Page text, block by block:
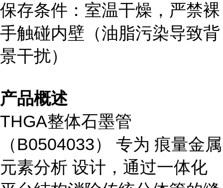
保存条件：室温干燥，严禁裸
手触碰内壁（油脂污染导致背
景干扰）
产品概述
THGA整体石墨管
（B0504033） 专为 痕量金属
元素分析 设计，通过一体化